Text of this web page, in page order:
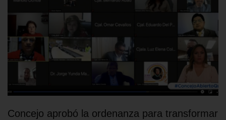
Concejo aprobó la ordenanza para transformar